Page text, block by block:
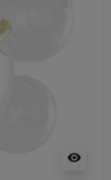
visibility